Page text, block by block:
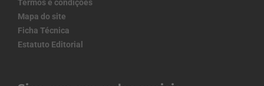
Termos e condições
Mapa do site
Ficha Técnica
Estatuto Editorial